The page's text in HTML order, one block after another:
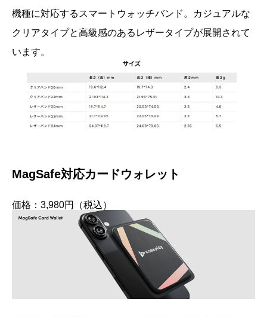
機種に対応するスマートウォッチバンド。カジュアルな
クリアタイプと高級感のあるレザータイプが展開されて
います。
MagSafe対応カードウォレット
価格：3,980円（税込）